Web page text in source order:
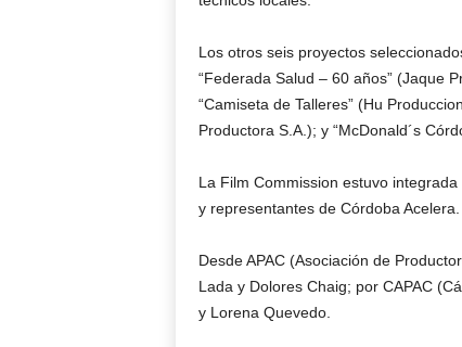
Los otros seis proyectos
“Federada Salud – 60 años” (Jaque
“Camiseta de Talleres” (Hu
Productora S.A.); y “McDonald´s
La Film Commission estuvo
y representantes de Córdoba Acelera.
Desde APAC (Asociación de
Lada y Dolores Chaig; por CAPAC
y Lorena Quevedo.